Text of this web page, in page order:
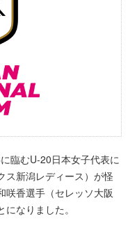
臨むU-20日本女子代表に
ス新潟レディース）が怪
咲香選手（セレッソ大阪
なりました。